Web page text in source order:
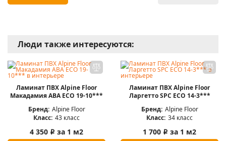
Люди также интересуются:
Ламинат ПВХ Alpine Floor
Макадамия ABA ECO 19-10***
Бренд: Alpine Floor
Класс: 43 класс
4 350 i за 1 м2
Ламинат ПВХ Alpine Floor
Ларгетто SPC ЕСО 14-3***
Бренд: Alpine Floor
Класс: 34 класс
1 700 i за 1 м2